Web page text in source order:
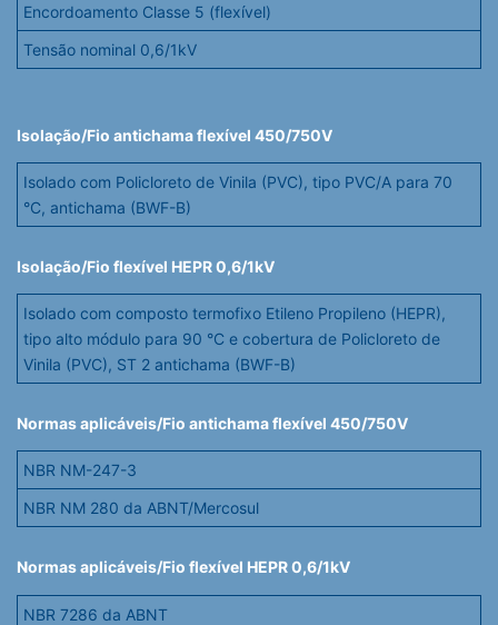
Encordoamento Classe 5 (flexível)
Tensão nominal 0,6/1kV
Isolação/Fio antichama flexível 450/750V
Isolado com Policloreto de Vinila (PVC), tipo PVC/A para 70
°C, antichama (BWF-B)
Isolação/Fio flexível HEPR 0,6/1kV
Isolado com composto termofixo Etileno Propileno (HEPR),
tipo alto módulo para 90 °C e cobertura de Policloreto de
Vinila (PVC), ST 2 antichama (BWF-B)
Normas aplicáveis/Fio antichama flexível 450/750V
NBR NM-247-3
NBR NM 280 da ABNT/Mercosul
Normas aplicáveis/Fio flexível HEPR 0,6/1kV
NBR 7286 da ABNT